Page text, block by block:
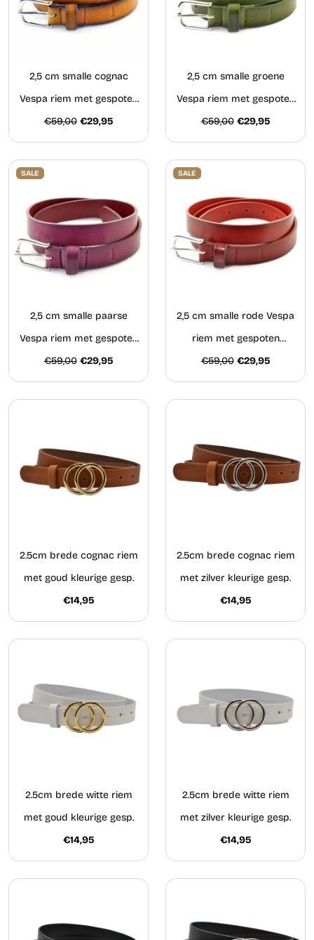
2,5 cm smalle cognac
Vespa riem met gespoten
zijkanten
€59,00 €29,95
2,5 cm smalle groene
Vespa riem met gespoten
zijkanten.
€59,00 €29,95
SALE
2,5 cm smalle paarse
Vespa riem met gespoten
zijkanten
€59,00 €29,95
SALE
2,5 cm smalle rode Vespa
riem met gespoten
zijkanten
€59,00 €29,95
2.5cm brede cognac riem
met goud kleurige gesp.
€14,95
2.5cm brede cognac riem
met zilver kleurige gesp.
€14,95
2.5cm brede witte riem
met goud kleurige gesp.
€14,95
2.5cm brede witte riem
met zilver kleurige gesp.
€14,95